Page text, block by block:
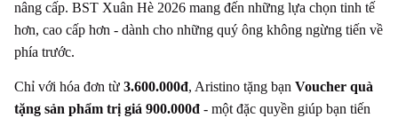
nâng cấp. BST Xuân Hè 2026 mang đến những lựa chọn tinh tế
hơn, cao cấp hơn - dành cho những quý ông không ngừng tiến về
phía trước.
Chỉ với hóa đơn từ 3.600.000đ, Aristino tặng bạn Voucher quà
tặng sản phẩm trị giá 900.000đ - một đặc quyền giúp bạn tiến